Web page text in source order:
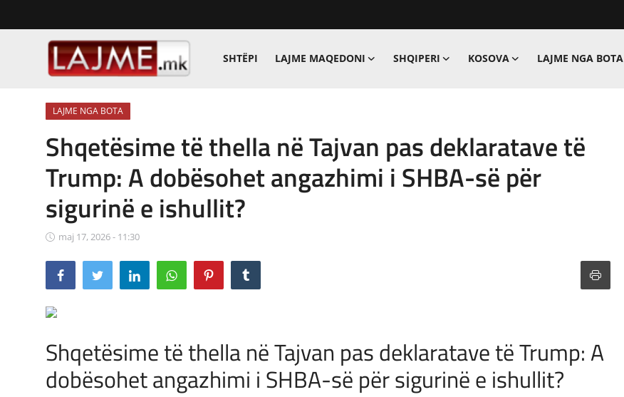
SHTËPI LAJME MAQEDONI SHQIPERI KOSOVA LAJME NGA BOTA
LAJME MAQEDONI
SHQIPERI
KOSOVA
LAJME NGA BOTA
SHOWBIZ
SHENDETI
LAJME NGA BOTA
Shqetësime të thella në Tajvan pas deklaratave të
Trump: A dobësohet angazhimi i SHBA-së për
sigurinë e ishullit?
maj 17, 2026 - 11:30
Shqetësime të thella në Tajvan pas deklaratave të Trump: A
dobësohet angazhimi i SHBA-së për sigurinë e ishullit?